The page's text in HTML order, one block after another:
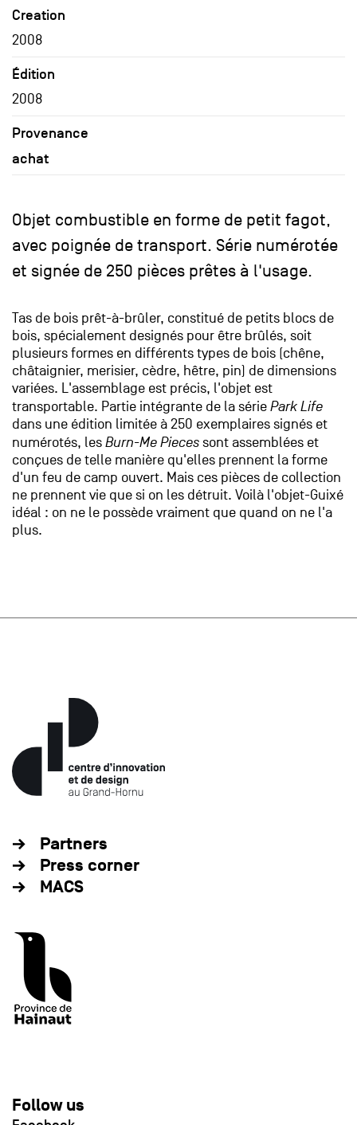
Creation
2008
Édition
2008
Provenance
achat
Objet combustible en forme de petit fagot,
avec poignée de transport. Série numérotée
et signée de 250 pièces prêtes à l'usage.
Tas de bois prêt-à-brûler, constitué de petits blocs de
bois, spécialement designés pour être brûlés, soit
plusieurs formes en différents types de bois (chêne,
châtaignier, merisier, cèdre, hêtre, pin) de dimensions
variées. L'assemblage est précis, l'objet est
transportable. Partie intégrante de la série Park Life
dans une édition limitée à 250 exemplaires signés et
numérotés, les Burn-Me Pieces sont assemblées et
conçues de telle manière qu'elles prennent la forme
d'un feu de camp ouvert. Mais ces pièces de collection
ne prennent vie que si on les détruit. Voilà l'objet-Guixé
idéal : on ne le possède vraiment que quand on ne l'a
plus.
Partners
Press corner
MACS
Follow us